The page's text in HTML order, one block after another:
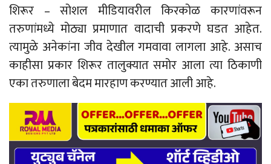
शिरूर – सोशल मीडियावरील किरकोळ कारणांवरून
तरुणांमध्ये मोठ्या प्रमाणात वादाची प्रकरणे घडत आहेत.
त्यामुळे अनेकांना जीव देखील गमवावा लागला आहे. असाच
काहीसा प्रकार शिरूर तालुक्यात समोर आला त्या ठिकाणी
एका तरुणाला बेदम मारहाण करण्यात आली आहे.